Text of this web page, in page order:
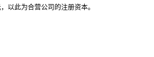
以此为合营公司的注册资本。